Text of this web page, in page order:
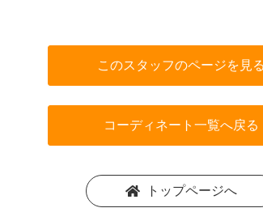
このスタッフのページを見る
コーディネート一覧へ戻る
トップページへ